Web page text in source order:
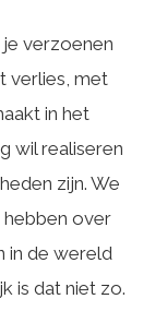
verzoenen
verlies, met
in het
wil realiseren
zijn. We
over
in de wereld
is dat niet zo.